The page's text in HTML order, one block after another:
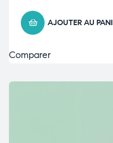
AJOUTER AU
Comparer